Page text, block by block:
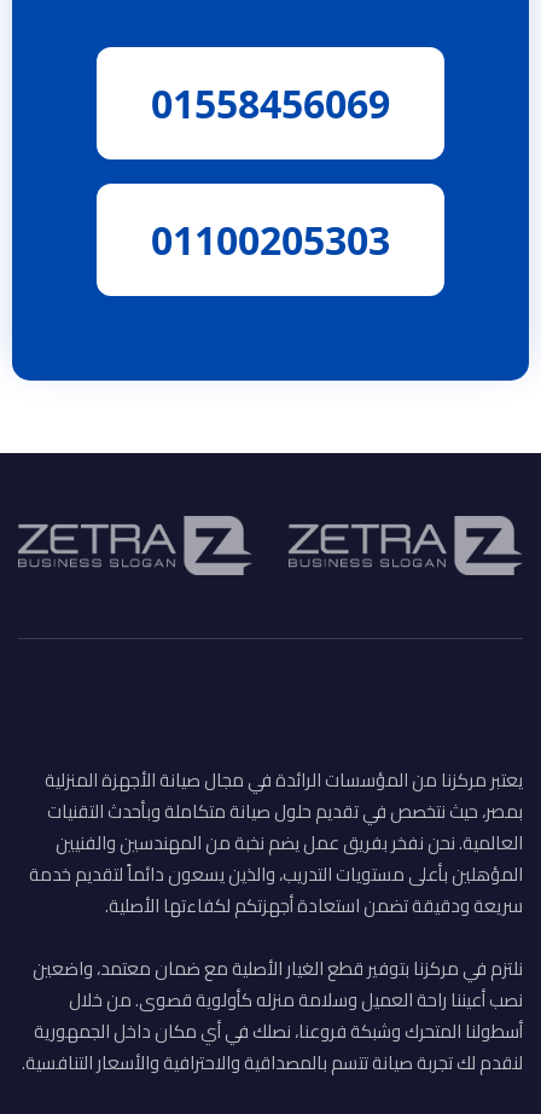
01558456069
01100205303
يعتبر مركزنا من المؤسسات الرائدة في مجال صيانة الأجهزة المنزلية
بمصر، حيث نتخصص في تقديم حلول صيانة متكاملة وبأحدث التقنيات
العالمية. نحن نفخر بفريق عمل يضم نخبة من المهندسين والفنيين
المؤهلين بأعلى مستويات التدريب، والذين يسعون دائماً لتقديم خدمة
سريعة ودقيقة تضمن استعادة أجهزتكم لكفاءتها الأصلية.
نلتزم في مركزنا بتوفير قطع الغيار الأصلية مع ضمان معتمد، واضعين
نصب أعيننا راحة العميل وسلامة منزله كأولوية قصوى. من خلال
أسطولنا المتحرك وشبكة فروعنا، نصلك في أي مكان داخل الجمهورية
لنقدم لك تجربة صيانة تتسم بالمصداقية والاحترافية والأسعار التنافسية.